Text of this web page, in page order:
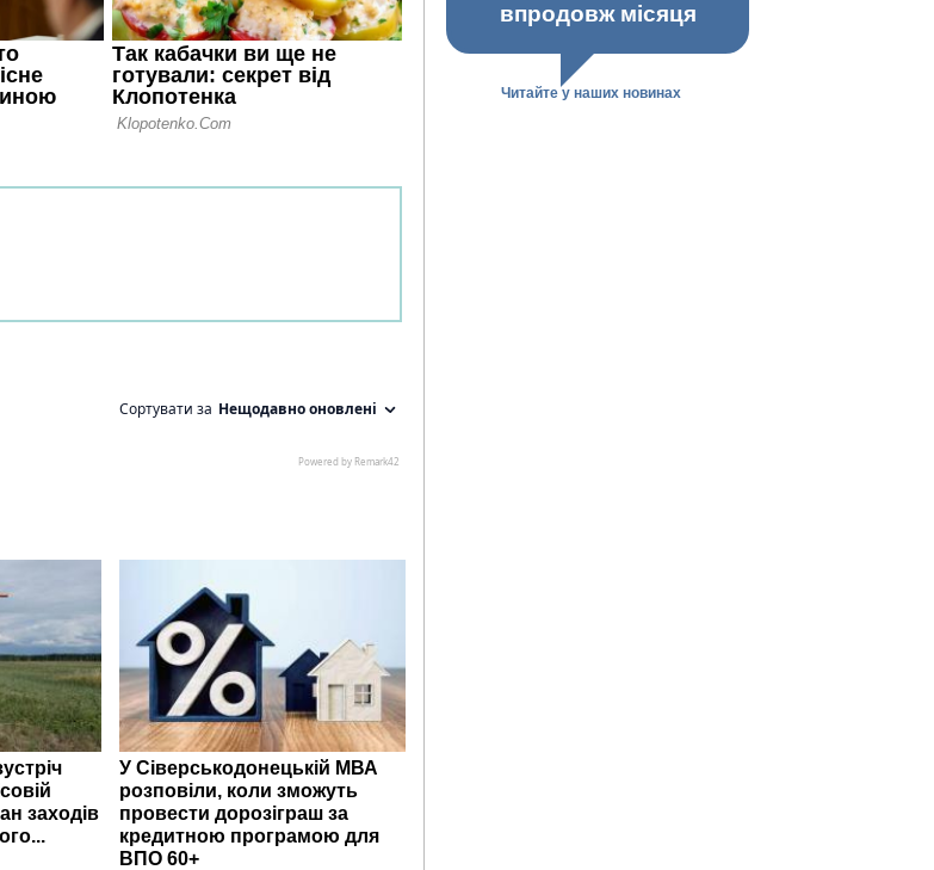
заходів
У Сіверськодонецькій МВА
розповіли, коли зможуть
провести дорозіграш за
кредитною програмою для
ВПО 60+
впродовж місяця
Читайте у наших новинах